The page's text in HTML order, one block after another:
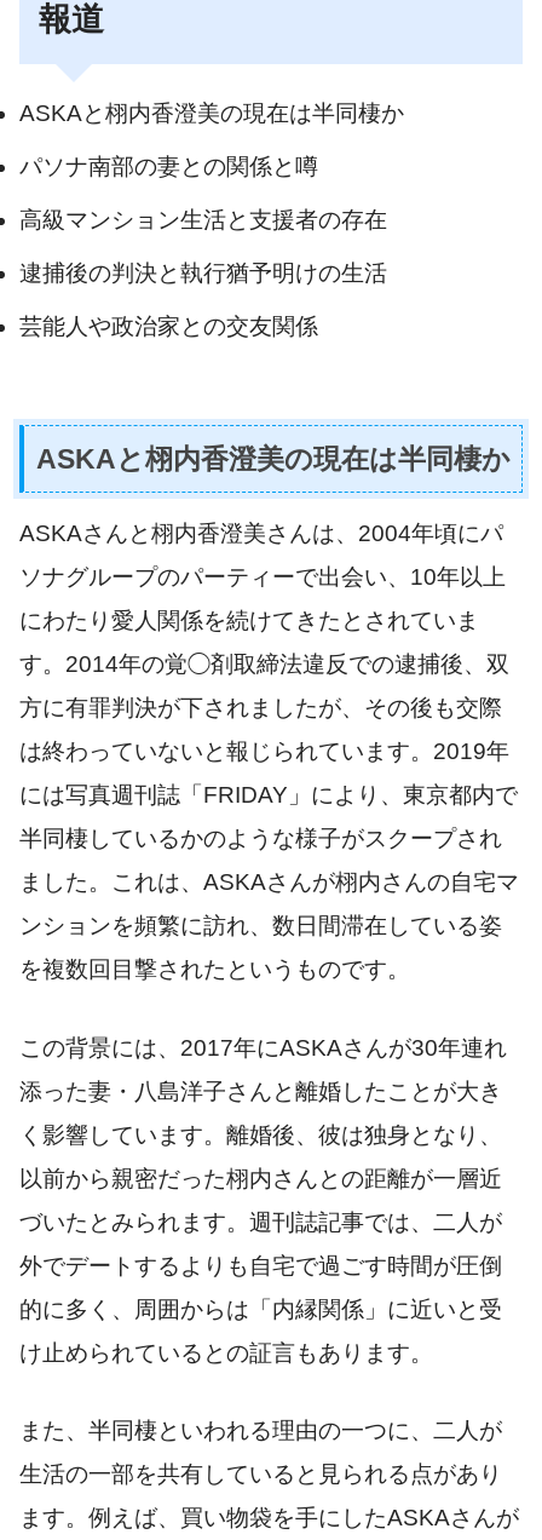
報道
ASKAと栩内香澄美の現在は半同棲か
パソナ南部の妻との関係と噂
高級マンション生活と支援者の存在
逮捕後の判決と執行猶予明けの生活
芸能人や政治家との交友関係
ASKAと栩内香澄美の現在は半同棲か
ASKAさんと栩内香澄美さんは、2004年頃にパ
ソナグループのパーティーで出会い、10年以上
にわたり愛人関係を続けてきたとされていま
す。2014年の覚◯剤取締法違反での逮捕後、双
方に有罪判決が下されましたが、その後も交際
は終わっていないと報じられています。2019年
には写真週刊誌「FRIDAY」により、東京都内で
半同棲しているかのような様子がスクープされ
ました。これは、ASKAさんが栩内さんの自宅マ
ンションを頻繁に訪れ、数日間滞在している姿
を複数回目撃されたというものです。
この背景には、2017年にASKAさんが30年連れ
添った妻・八島洋子さんと離婚したことが大き
く影響しています。離婚後、彼は独身となり、
以前から親密だった栩内さんとの距離が一層近
づいたとみられます。週刊誌記事では、二人が
外でデートするよりも自宅で過ごす時間が圧倒
的に多く、周囲からは「内縁関係」に近いと受
け止められているとの証言もあります。
また、半同棲といわれる理由の一つに、二人が
生活の一部を共有していると見られる点があり
ます。例えば、買い物袋を手にしたASKAさんが